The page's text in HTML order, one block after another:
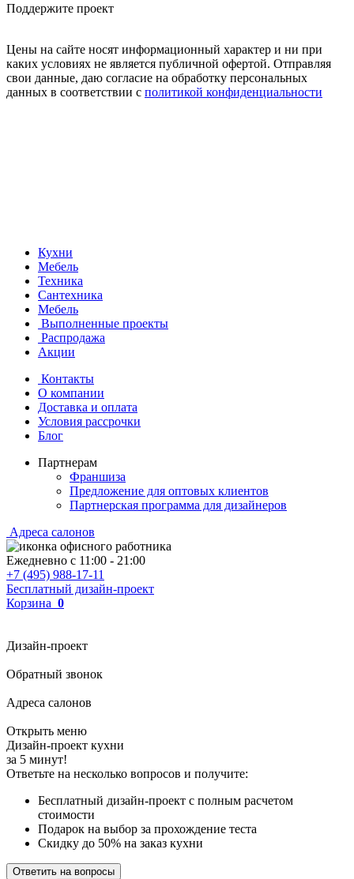
Поддержите проект
Цены на сайте носят информационный характер и ни при
каких условиях не является публичной офертой. Отправляя
свои данные, даю согласие на обработку персональных
данных в соответствии с политикой конфиденциальности
Кухни
Мебель
Техника
Сантехника
Мебель
Выполненные проекты
Распродажа
Акции
Контакты
О компании
Доставка и оплата
Условия рассрочки
Блог
Партнерам
Франшиза
Предложение для оптовых клиентов
Партнерская программа для дизайнеров
Адреса салонов
Ежедневно с 11:00 - 21:00
+7 (495) 988-17-11
Бесплатный дизайн-проект
Корзина 0
Дизайн-проект
Обратный звонок
Адреса салонов
Открыть меню
Дизайн-проект кухни
за 5 минут!
Ответьте на несколько вопросов и получите:
Бесплатный дизайн-проект с полным расчетом
стоимости
Подарок на выбор за прохождение теста
Скидку до 50% на заказ кухни
Ответить на вопросы